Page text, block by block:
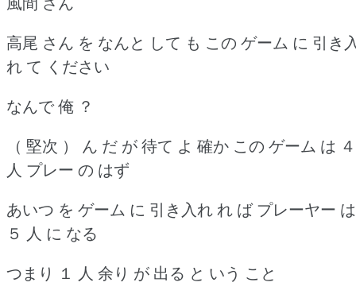
高尾 さん を なんと して も この ゲーム に 引き
れ て ください
なんで 俺 ？
（ 堅次 ） ん だ が 待て よ 確か この ゲーム は ４
人 プレー の はず
あいつ を ゲーム に 引き入れ れ ば プレーヤー は
５ 人 に なる
つまり １ 人 余り が 出る と いう こと